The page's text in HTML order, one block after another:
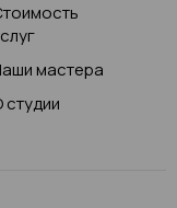
мастера
студии